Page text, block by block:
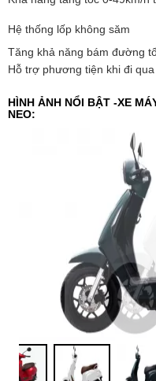
Hệ thống lốp không săm
Tăng khả năng bám đường
Hỗ trợ phương tiện khi đi
HÌNH ẢNH NỔI BẬT -XE
NEO: